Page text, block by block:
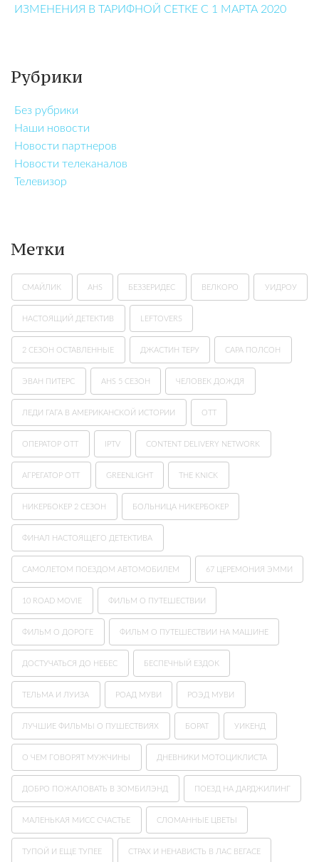
ИЗМЕНЕНИЯ В ТАРИФНОЙ СЕТКЕ С 1 МАРТА 2020
Рубрики
Без рубрики
Наши новости
Новости партнеров
Новости телеканалов
Телевизор
Метки
СМАЙЛИК AHS БЕЗЗЕРИДЕС ВЕЛКОРО УИДРОУ
НАСТОЯЩИЙ ДЕТЕКТИВ LEFTOVERS
2 СЕЗОН ОСТАВЛЕННЫЕ ДЖАСТИН ТЕРУ САРА ПОЛСОН
ЭВАН ПИТЕРС AHS 5 СЕЗОН ЧЕЛОВЕК ДОЖДЯ
ЛЕДИ ГАГА В АМЕРИКАНСКОЙ ИСТОРИИ ОТТ
ОПЕРАТОР OTT IPTV CONTENT DELIVERY NETWORK
АГРЕГАТОР OTT GREENLIGHT THE KNICK
НИКЕРБОКЕР 2 СЕЗОН БОЛЬНИЦА НИКЕРБОКЕР
ФИНАЛ НАСТОЯЩЕГО ДЕТЕКТИВА
САМОЛЕТОМ ПОЕЗДОМ АВТОМОБИЛЕМ 67 ЦЕРЕМОНИЯ ЭММИ
10 ROAD MOVIE ФИЛЬМ О ПУТЕШЕСТВИИ
ФИЛЬМ О ДОРОГЕ ФИЛЬМ О ПУТЕШЕСТВИИ НА МАШИНЕ
ДОСТУЧАТЬСЯ ДО НЕБЕС БЕСПЕЧНЫЙ ЕЗДОК
ТЕЛЬМА И ЛУИЗА РОАД МУВИ РОЭД МУВИ
ЛУЧШИЕ ФИЛЬМЫ О ПУШЕСТВИЯХ БОРАТ УИКЕНД
О ЧЕМ ГОВОРЯТ МУЖЧИНЫ ДНЕВНИКИ МОТОЦИКЛИСТА
ДОБРО ПОЖАЛОВАТЬ В ЗОМБИЛЭНД ПОЕЗД НА ДАРДЖИЛИНГ
МАЛЕНЬКАЯ МИСС СЧАСТЬЕ СЛОМАННЫЕ ЦВЕТЫ
ТУПОЙ И ЕЩЕ ТУПЕЕ СТРАХ И НЕНАВИСТЬ В ЛАС ВЕГАСЕ